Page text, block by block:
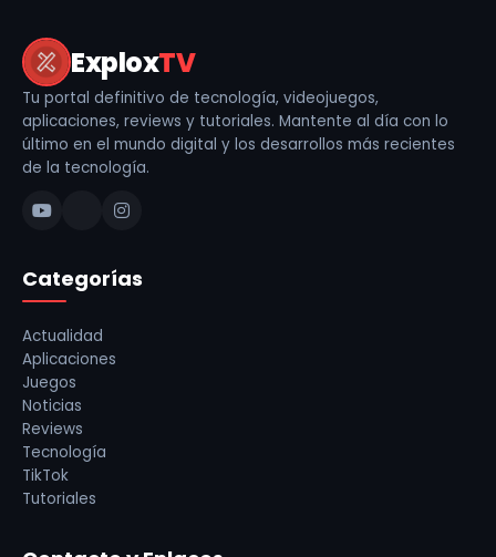
ExploxTV
Tu portal definitivo de tecnología, videojuegos,
aplicaciones, reviews y tutoriales. Mantente al día con lo
último en el mundo digital y los desarrollos más recientes
de la tecnología.
Categorías
Actualidad
Aplicaciones
Juegos
Noticias
Reviews
Tecnología
TikTok
Tutoriales